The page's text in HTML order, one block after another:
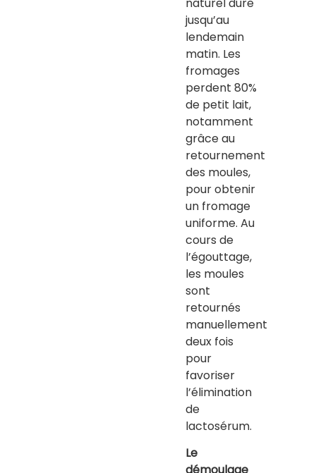
jusqu’au
lendemain
matin. Les
fromages
perdent 80%
de petit lait,
notamment
grâce au
retournement
des moules,
pour obtenir
un fromage
uniforme. Au
cours de
l’égouttage,
les moules
sont
retournés
manuellement
deux fois
pour
favoriser
l’élimination
de
lactosérum.
Le